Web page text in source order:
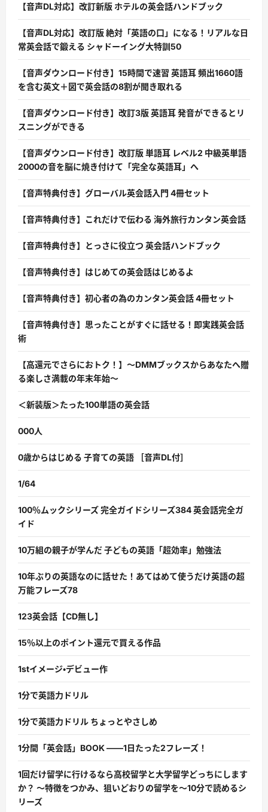
【音声DL対応】改訂新版 ホテルの英会話ハンドブック
【音声DL対応】改訂版 絶対「英語の口」になる！リアルな日
常英会話で鍛える シャドーイング大特訓50
【音声ダウンロード付き】15時間で速習 英語耳 頻出1660語
を含む英文＋図で英会話の8割が聞き取れる
【音声ダウンロード付き】改訂3版 英語耳 発音ができるとリ
スニングができる
【音声ダウンロード付き】改訂版 単語耳 レベル2 中級英単語
2000の音を脳に焼き付けて「完全な英語耳」へ
【音声特典付き】グローバル英会話入門 4冊セット
【音声特典付き】これだけで伝わる 海外旅行カンタン英会話
【音声特典付き】とっさに役立つ 英会話ハンドブック
【音声特典付き】はじめての英会話はじめるよ
【音声特典付き】初心者の為のカンタン英会話 4冊セット
【音声特典付き】思ったことがすぐに話せる！即実践英会話
術
【高還元でさらにおトク！】〜DMMブックスからあなたへ贈
る楽しさ満載の年末年始〜
＜新装版＞たった100単語の英会話
000人
0歳からはじめる 子育ての英語 ［音声DL付］
1/64
100％ムックシリーズ 完全ガイドシリーズ384 英会話完全ガ
イド
10万組の親子が学んだ 子どもの英語「超効率」勉強法
10年ぶりの英語なのに話せた！あてはめて使うだけ英語の超
万能フレーズ78
123英会話【CD無し】
15％以上のポイント還元で買える作品
1stイメージ・デビュー作
1分で英語力ドリル
1分で英語力ドリル ちょっとやさしめ
1分間「英会話」BOOK ――1日たった2フレーズ！
1回だけ留学に行けるなら高校留学と大学留学どっちにします
か？ 〜特徴をつかみ、狙いどおりの留学を〜10分で読めるシ
リーズ